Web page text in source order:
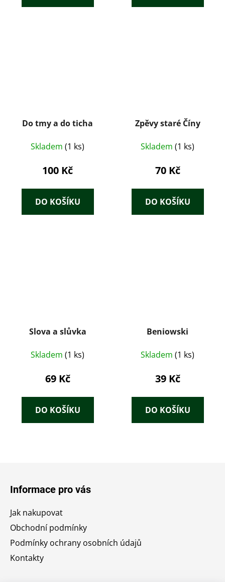
Do tmy a do ticha
Skladem (1 ks)
100 Kč
DO KOŠÍKU
Zpěvy staré Číny
Skladem (1 ks)
70 Kč
DO KOŠÍKU
Slova a slůvka
Skladem (1 ks)
69 Kč
DO KOŠÍKU
Beniowski
Skladem (1 ks)
39 Kč
DO KOŠÍKU
Informace pro vás
Jak nakupovat
Obchodní podmínky
Podmínky ochrany osobních údajů
Kontakty